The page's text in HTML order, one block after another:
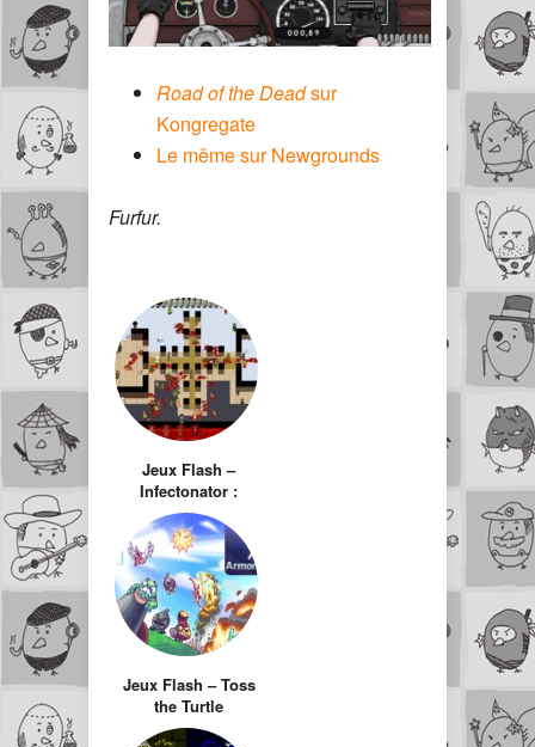
Road of the Deadsur
Kongregate
Le même sur Newgrounds
Furfur.
Jeux Flash –
Infectonator :
World Dominator
Jeux Flash – Toss
the Turtle